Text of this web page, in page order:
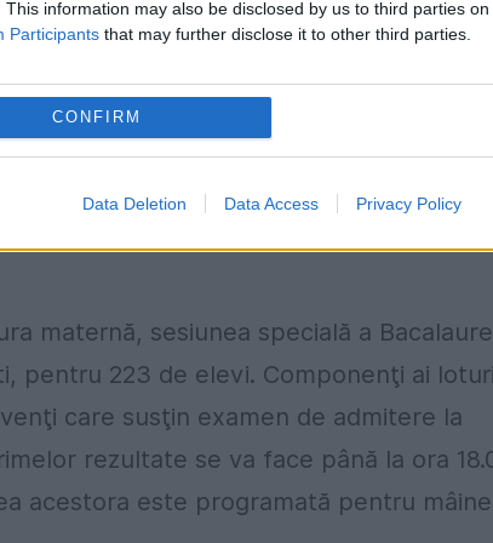
This information may also be disclosed by us to third parties on
Participants that may further disclose it to other third parties.
CONFIRM
Data Deletion Data Access Privacy Policy
ca mijloc de presiune”.
Hăncescu, din 31 mai s-a declanșat un
în vederea organizării unei greve
competențelor digitale a
maternă, sesiunea specială a
pentru 223 de elevi. Componenţi ai
care susţin examen de admitere la
rezultate se va face până la ora
acestora este programată pentru